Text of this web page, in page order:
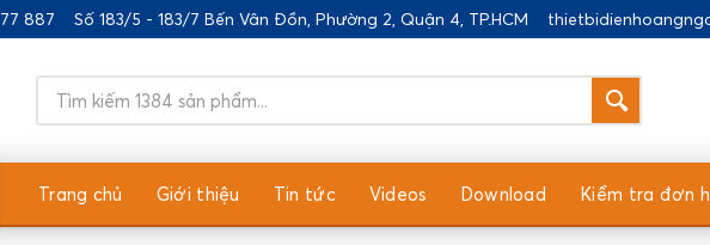
887 Số 183/5 - 183/7 Bến Vân Đồn, Phường 2, Quận 4, TP.HCM
Trang chủ Giới thiệu Tin tức Videos Download Kiểm tra đơn